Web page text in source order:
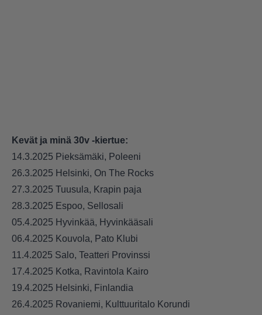
Kevät ja minä 30v -kiertue:
14.3.2025 Pieksämäki, Poleeni
26.3.2025 Helsinki, On The Rocks
27.3.2025 Tuusula, Krapin paja
28.3.2025 Espoo, Sellosali
05.4.2025 Hyvinkää, Hyvinkääsali
06.4.2025 Kouvola, Pato Klubi
11.4.2025 Salo, Teatteri Provinssi
17.4.2025 Kotka, Ravintola Kairo
19.4.2025 Helsinki, Finlandia
26.4.2025 Rovaniemi, Kulttuuritalo Korundi